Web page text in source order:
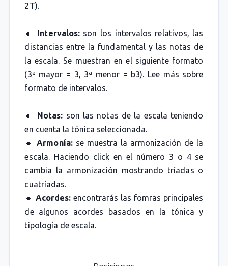
2T).
🔸 Intervalos:son los intervalos relativos, las
distancias entre la fundamental y las notas de
la escala. Se muestran en el siguiente formato
(3ª mayor = 3, 3ª menor = b3). Lee más sobre
formato de intervalos.
🔸 Notas: son las notas de la escala teniendo
en cuenta la tónica seleccionada.
🔸Armonía:se muestra la armonización de la
escala. Haciendo click en el número 3 o 4 se
cambia la armonización mostrando tríadas o
cuatríadas.
🔸 Acordes: encontrarás las fomras principales
de algunos acordes basados en la tónica y
tipología de escala.